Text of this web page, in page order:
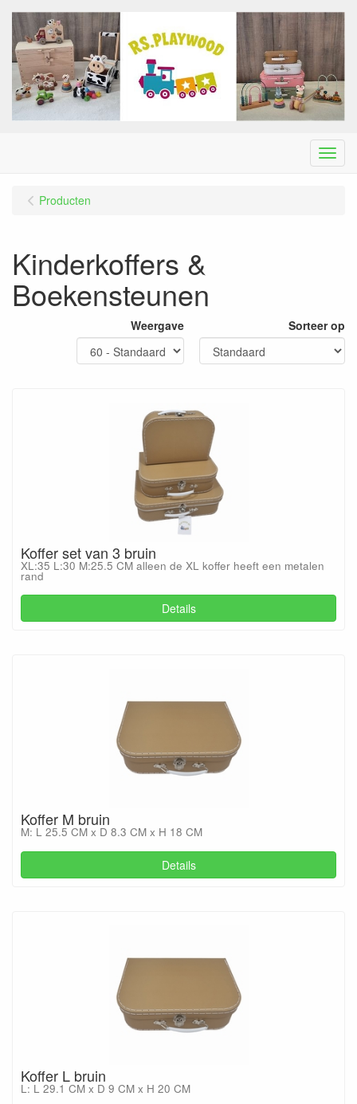
Menu
Producten
Kinderkoffers &
Boekensteunen
Weergave Sorteer op
Koffer set van 3 bruin
XL:35 L:30 M:25.5 CM alleen de XL koffer heeft een metalen
rand
Details
Koffer M bruin
M: L 25.5 CM x D 8.3 CM x H 18 CM
Details
Koffer L bruin
L: L 29.1 CM x D 9 CM x H 20 CM